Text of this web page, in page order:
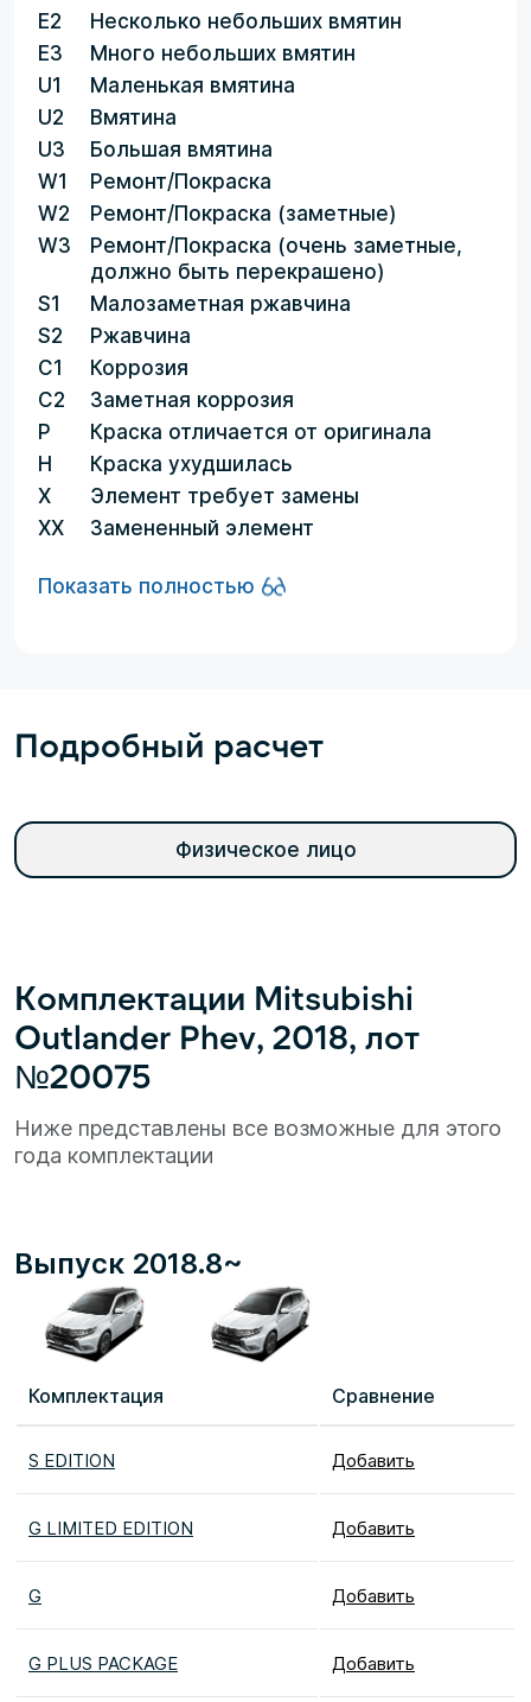
E2
Несколько небольших вмятин
E3
Много небольших вмятин
U1
Маленькая вмятина
U2
Вмятина
U3
Большая вмятина
W1
Ремонт/Покраска
W2
Ремонт/Покраска (заметные)
W3
Ремонт/Покраска (очень заметные,
должно быть перекрашено)
S1
Малозаметная ржавчина
S2
Ржавчина
C1
Коррозия
C2
Заметная коррозия
P
Краска отличается от оригинала
H
Краска ухудшилась
X
Элемент требует замены
XX
Замененный элемент
Показать полностью
Подробный расчет
Физическое лицо
Комплектации Mitsubishi
Outlander Phev, 2018, лот
№20075
Ниже представлены все возможные для этого
года комплектации
Выпуск 2018.8~
Комплектация Сравнение
S EDITION Добавить
G LIMITED EDITION Добавить
G Добавить
G PLUS PACKAGE Добавить